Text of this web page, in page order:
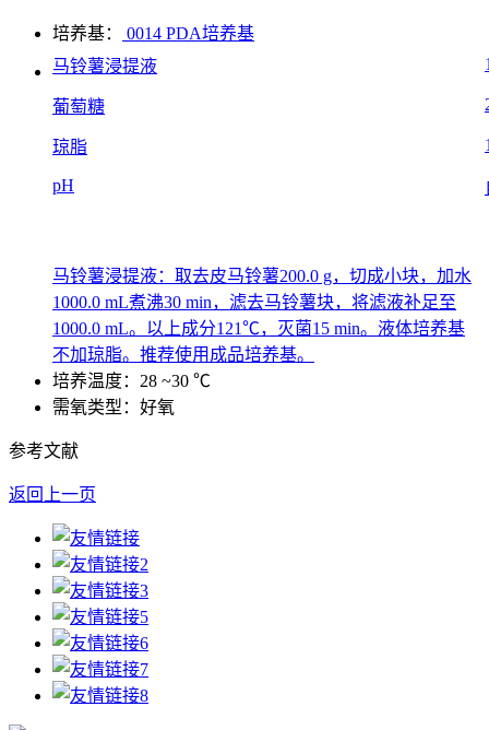
培养基：
0014 PDA培养基
马铃薯浸提液
葡萄糖
琼脂
pH
马铃薯浸提液：取去皮马铃薯200.0 g，切成小块，加水
1000.0 mL煮沸30 min，滤去马铃薯块，将滤液补足至
1000.0 mL。以上成分121℃，灭菌15 min。液体培养基
不加琼脂。推荐使用成品培养基。
培养温度：28 ~30 ℃
需氧类型：好氧
参考文献
返回上一页